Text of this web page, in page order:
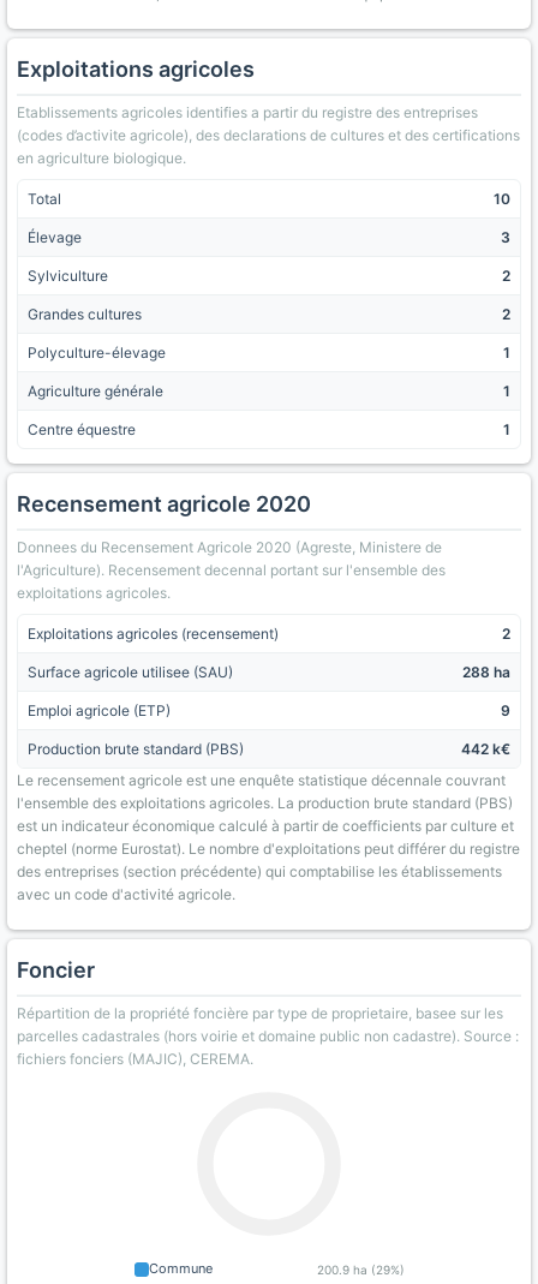
Exploitations agricoles
Etablissements agricoles identifies a partir du registre des entreprises
(codes d’activite agricole), des declarations de cultures et des certifications
en agriculture biologique.
Total 10
Élevage 3
Sylviculture 2
Grandes cultures 2
Polyculture-élevage 1
Agriculture générale 1
Centre équestre 1
Recensement agricole 2020
Donnees du Recensement Agricole 2020 (Agreste, Ministere de
l'Agriculture). Recensement decennal portant sur l'ensemble des
exploitations agricoles.
Exploitations agricoles (recensement) 2
Surface agricole utilisee (SAU) 288 ha
Emploi agricole (ETP) 9
Production brute standard (PBS)
442 k€
Le recensement agricole est une enquête statistique décennale couvrant
l'ensemble des exploitations agricoles. La production brute standard (PBS)
est un indicateur économique calculé à partir de coefficients par culture et
cheptel (norme Eurostat). Le nombre d'exploitations peut différer du registre
des entreprises (section précédente) qui comptabilise les établissements
avec un code d'activité agricole.
Foncier
Répartition de la propriété foncière par type de proprietaire, basee sur les
parcelles cadastrales (hors voirie et domaine public non cadastre). Source :
fichiers fonciers (MAJIC), CEREMA.
Commune 200.9 ha (29%)